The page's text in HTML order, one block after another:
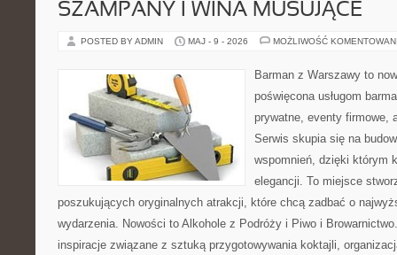
SZAMPANY I WINA MUSUJĄCE
POSTED BY ADMIN MAJ - 9 - 2026 MOŻLIWOŚĆ
Barman z Warszawy to
poświęcona usługom
prywatne, eventy firmowe,
Serwis skupia się na
wspomnień, dzięki którym
elegancji. To miejsce
poszukujących oryginalnych atrakcji, które chcą zadbać o
wydarzenia. Nowości to Alkohole z Podróży i Piwo i
inspiracje związane z sztuką przygotowywania koktajli,